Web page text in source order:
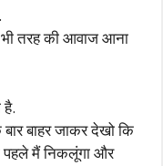
तरह की आवाज आना
है.
बाहर जाकर देखो कि
पहले मैं निकलूंगा और